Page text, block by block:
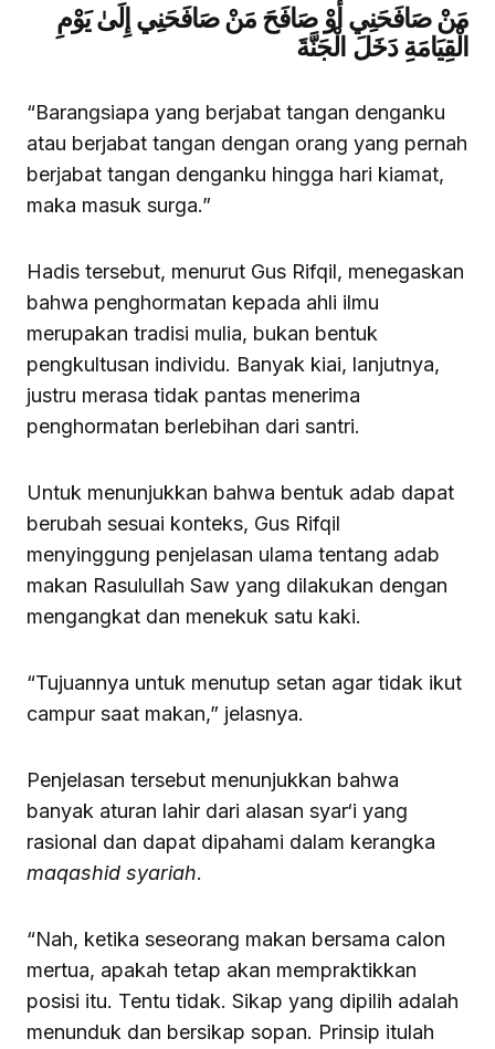
مَنْ صَافَحَنِي أَوْ صَافَحَ مَنْ صَافَحَنِي إِلَىٰ يَوْمِ
الْقِيَامَةِ دَخَلَ الْجَنَّةَ
“Barangsiapa yang berjabat tangan denganku
atau berjabat tangan dengan orang yang pernah
berjabat tangan denganku hingga hari kiamat,
maka masuk surga.”
Hadis tersebut, menurut Gus Rifqil, menegaskan
bahwa penghormatan kepada ahli ilmu
merupakan tradisi mulia, bukan bentuk
pengkultusan individu. Banyak kiai, lanjutnya,
justru merasa tidak pantas menerima
penghormatan berlebihan dari santri.
Untuk menunjukkan bahwa bentuk adab dapat
berubah sesuai konteks, Gus Rifqil
menyinggung penjelasan ulama tentang adab
makan Rasulullah Saw yang dilakukan dengan
mengangkat dan menekuk satu kaki.
“Tujuannya untuk menutup setan agar tidak ikut
campur saat makan,” jelasnya.
Penjelasan tersebut menunjukkan bahwa
banyak aturan lahir dari alasan syar‘i yang
rasional dan dapat dipahami dalam kerangka
maqashid syariah.
“Nah, ketika seseorang makan bersama calon
mertua, apakah tetap akan mempraktikkan
posisi itu. Tentu tidak. Sikap yang dipilih adalah
menunduk dan bersikap sopan. Prinsip itulah